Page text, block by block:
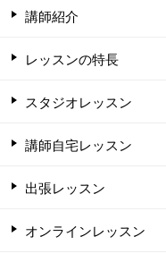
講師紹介
レッスンの特長
スタジオレッスン
講師自宅レッスン
出張レッスン
オンラインレッスン